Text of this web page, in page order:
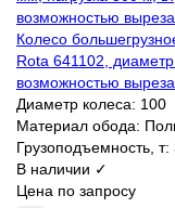
Колесо
Rota 641102, диаметр
возможностью выреза
Диаметр колеса: 100
Материал обода:
Грузоподъемность, т:
В наличии ✓
Цена по запросу